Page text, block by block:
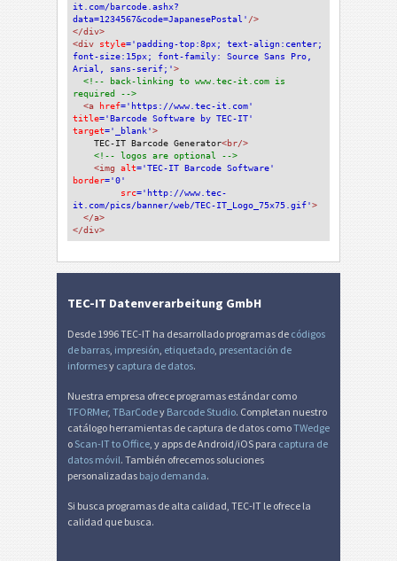
it.com/barcode.ashx?
data=1234567&code=JapanesePostal' />
</div>
<div style='padding-top:8px; text-align:center;
font-size:15px; font-family: Source Sans Pro,
Arial, sans-serif;'>
<!-- back-linking to www.tec-it.com is
required -->
<a href='https://www.tec-it.com'
title='Barcode Software by TEC-IT'
target='_blank'>
TEC-IT Barcode Generator<br/>
<!-- logos are optional -->
<img alt='TEC-IT Barcode Software'
border='0'
src='http://www.tec-
it.com/pics/banner/web/TEC-IT_Logo_75x75.gif'>
</a>
</div>
TEC-IT Datenverarbeitung GmbH
Desde 1996 TEC-IT ha desarrollado programas de códigos
de barras impresión etiquetado presentación de
informesy captura de datos.
Nuestra empresa ofrece programas estándar como
TFORMer, TBarCodey Barcode Studio. Completan nuestro
catálogo herramientas de captura de datos comoTWedge
o Scan-IT to Office , y apps de Android/iOS para captura de
datos móvil. También ofrecemos soluciones
personalizadas bajo demanda.
Si busca programas de alta calidad, TEC-IT le ofrece la
calidad que busca.